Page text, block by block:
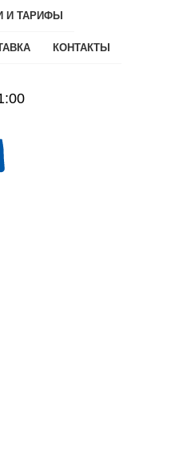
И ТАРИФЫ
КОНТАКТЫ